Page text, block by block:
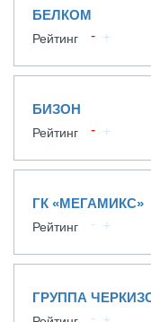
БЕЛКОМ
Рейтинг
БИЗОН
Рейтинг
ГК «МЕГАМИКС»
Рейтинг
ГРУППА